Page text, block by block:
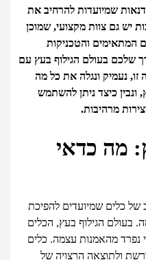
שמיועדות להרחיב את
יש גם צוות מקצועי, שמוכן
המתאימים והטכניקות
שלכם בעולם הגילוף בעץ עם
נעמיק ונגלה את כל מה
ונבין כיצד ניתן להשתמש
מרהיבות.
מה כדאי
של כלים שמיועדים להפיכת
בעולם הגילוף בעץ, הכלים
נפרד מהאמנות עצמה. כלים
ולתוצאה הרצויה של